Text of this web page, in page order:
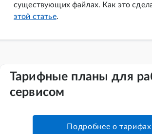
существующих файлах. Как это
этой статье.
Тарифные планы для
сервисом
Подробнее о тарифах